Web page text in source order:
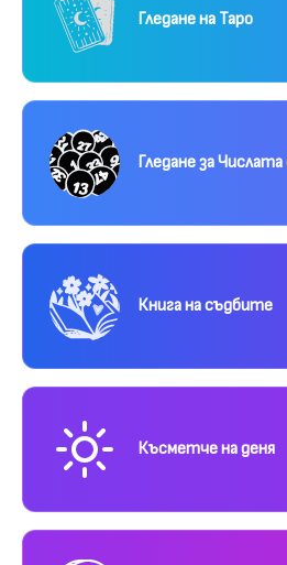
Гледане на Таро
Гледане за
Книга на съдбите
Късметче на деня